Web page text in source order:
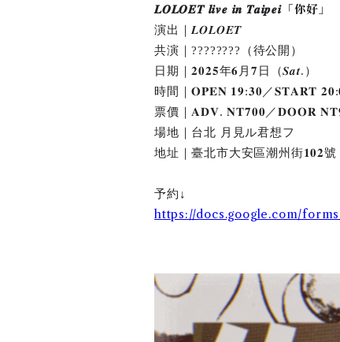
𝑳𝑶𝑳𝑶𝑬𝑻 𝒍𝒊𝒗𝒆 𝒊𝒏 𝑻𝒂𝒊𝒑𝒆𝒊「你好」
演出｜𝑳𝑶𝑳𝑶𝑬𝑻
共演｜????????（待公開）
日期｜𝟐𝟎𝟐𝟓年𝟔月𝟕日（𝑺𝒂𝒕.）
時間｜𝐎𝐏𝐄𝐍 𝟏𝟗:𝟑𝟎／𝐒𝐓𝐀𝐑𝐓
票價｜𝐀𝐃𝐕. 𝐍𝐓𝟕𝟎𝟎／𝐃𝐎𝐎𝐑
場地｜台北 月見ル君想フ
地址｜臺北市大安區潮州街𝟏𝟎𝟐號
予約↓
https://docs.google.com/